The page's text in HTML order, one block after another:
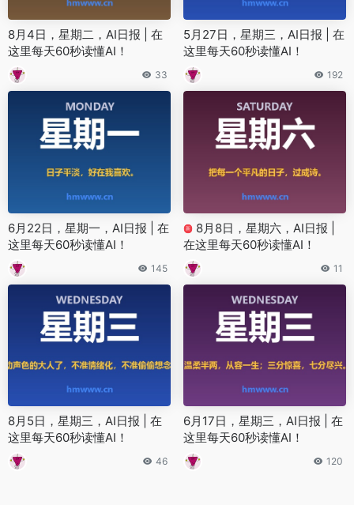
8月4日，星期二，AI日报 | 在
这里每天60秒读懂AI！
33
5月27日，星期三，AI日报 | 在
这里每天60秒读懂AI！
192
6月22日，星期一，AI日报 | 在
这里每天60秒读懂AI！
145
新
8月8日，星期六，AI日报 |
在这里每天60秒读懂AI！
11
8月5日，星期三，AI日报 | 在
这里每天60秒读懂AI！
46
6月17日，星期三，AI日报 | 在
这里每天60秒读懂AI！
120